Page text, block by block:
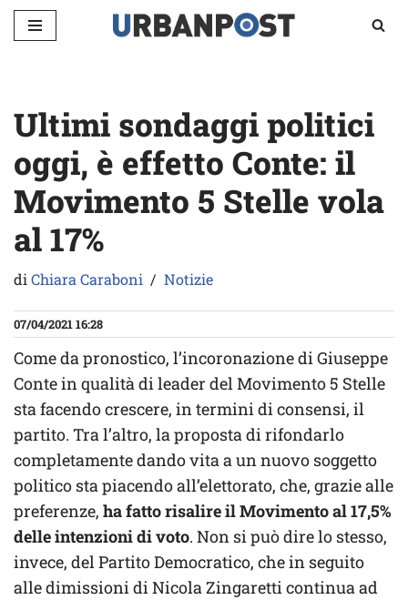
Ultimi sondaggi politici
oggi, è effetto Conte: il
Movimento 5 Stelle vola
al 17%
diChiara Caraboni Notizie
07/04/2021 16:28
Come da pronostico, l’incoronazione di Giuseppe
Conte in qualità di leader del Movimento 5 Stelle
sta facendo crescere, in termini di consensi, il
partito. Tra l’altro, la proposta di rifondarlo
completamente dando vita a un nuovo soggetto
politico sta piacendo all’elettorato, che, grazie alle
preferenze, ha fatto risalire il Movimento al 17,5%
delle intenzioni di voto. Non si può dire lo stesso,
invece, del Partito Democratico, che in seguito
alle dimissioni di Nicola Zingaretti continua ad